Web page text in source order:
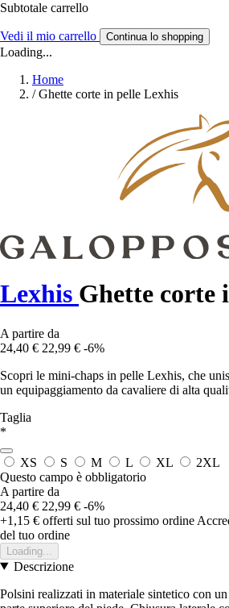
Subtotale carrello
Vedi il mio carrello Continua lo shopping
Loading...
Home
/ Ghette corte in pelle Lexhis
Lexhis Ghette corte
A partire da
24,40 € 22,99 € -6%
Scopri le mini-chaps in pelle Lexhis, che
un equipaggiamento da cavaliere di alta
Taglia
*
XS S M L XL
2XL
Questo campo è obbligatorio
A partire da
24,40 € 22,99 € -6%
+1,15 € offerti sul tuo prossimo ordine
del tuo ordine
Loading...
Descrizione
Polsini realizzati in materiale sintetico con